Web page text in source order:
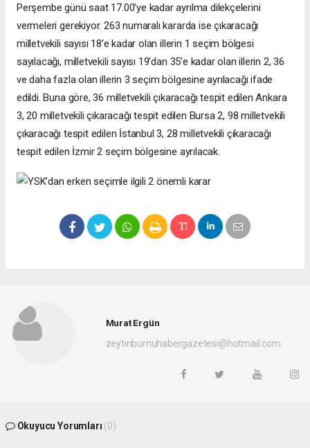
Perşembe günü saat 17.00’ye kadar ayrılma dilekçelerini
vermeleri gerekiyor. 263 numaralı kararda ise çıkaracağı
milletvekili sayısı 18’e kadar olan illerin 1 seçim bölgesi
sayılacağı, milletvekili sayısı 19’dan 35’e kadar olan illerin 2, 36
ve daha fazla olan illerin 3 seçim bölgesine ayrılacağı ifade
edildi. Buna göre, 36 milletvekili çıkaracağı tespit edilen Ankara
3, 20 milletvekili çıkaracağı tespit edilen Bursa 2, 98 milletvekili
çıkaracağı tespit edilen İstanbul 3, 28 milletvekili çıkaracağı
tespit edilen İzmir 2 seçim bölgesine ayrılacak.
Murat Ergün
zeytinburnuhabergazetesi@hotmail.com
Okuyucu Yorumları (0)